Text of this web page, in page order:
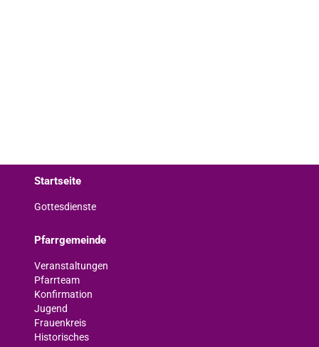
Startseite
Gottesdienste
Pfarrgemeinde
Veranstaltungen
Pfarrteam
Konfirmation
Jugend
Frauenkreis
Historisches